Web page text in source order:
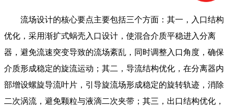
流场设计的核心要点主要包括三个方面：其一，入口结构
优化，采用渐扩式蜗壳入口设计，使混合介质平稳进入分离
器，避免流速突变导致的流场紊乱，同时调整入口角度，确保
介质形成稳定的旋流运动；其二，导流结构优化，在分离器内
部增设螺旋导流叶片，引导旋流场形成稳定的旋转轨迹，消除
二次涡流，避免颗粒与液滴二次夹带；其三，出口结构优化，